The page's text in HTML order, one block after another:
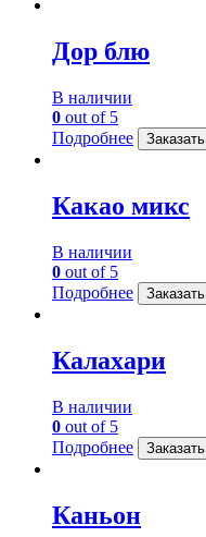
Дор блю
В наличии
0 out of 5
Подробнее
Заказать
Какао микс
В наличии
0 out of 5
Подробнее
Заказать
Калахари
В наличии
0 out of 5
Подробнее
Заказать
Каньон